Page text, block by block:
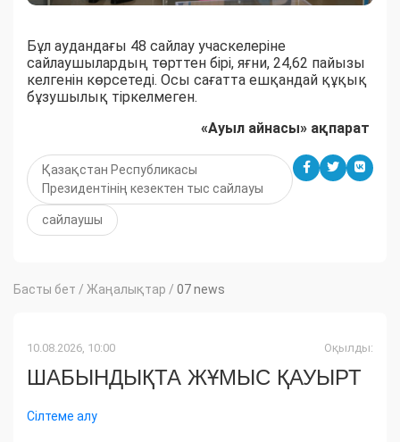
Бұл аудандағы 48 сайлау учаскелеріне
сайлаушылардың төрттен бірі, яғни,​ 24,62 пайызы
келгенін көрсетеді. Осы сағатта ешқандай құқық
бұзушылық тіркелмеген.
«Ауыл айнасы» ақпарат
Қазақстан Республикасы
Президентінің кезектен тыс сайлауы
сайлаушы
Басты бет / Жаңалықтар / 07 news
10.08.2026, 10:00 Оқылды:
ШАБЫНДЫҚТА ЖҰМЫС ҚАУЫРТ
Сілтеме алу